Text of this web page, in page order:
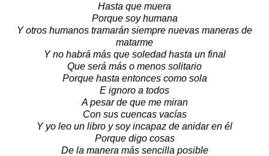
Hasta que muera
Porque soy humana
Y otros humanos tramarán siempre nuevas maneras de
matarme
Y no habrá más que soledad hasta un final
Que será más o menos solitario
Porque hasta entonces como sola
E ignoro a todos
A pesar de que me miran
Con sus cuencas vacías
Y yo leo un libro y soy incapaz de anidar en él
Porque digo cosas
De la manera más sencilla posible